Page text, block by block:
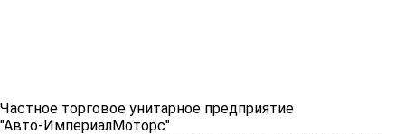
Частное торговое унитарное предприятие
"Авто-ИмпериалМоторс"